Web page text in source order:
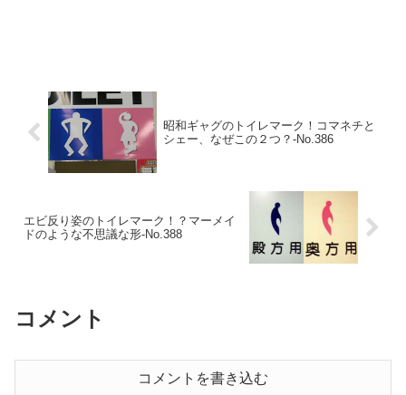
昭和ギャグのトイレマーク！コマネチと
シェー、なぜこの２つ？‐No.386
エビ反り姿のトイレマーク！？マーメイ
ドのような不思議な形‐No.388
コメント
コメントを書き込む